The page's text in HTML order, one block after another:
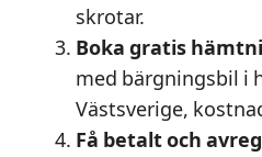
skrotar.
Boka gratis
med bärgningsbil i
Västsverige,
Få betalt och